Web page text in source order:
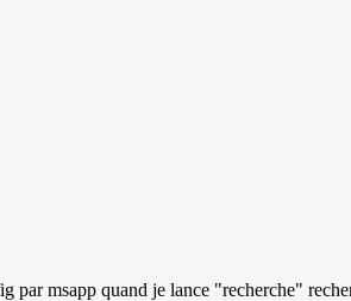
msapp quand je lance "recherche"